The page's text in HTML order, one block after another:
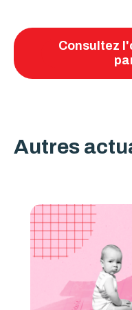
Consultez
Autres